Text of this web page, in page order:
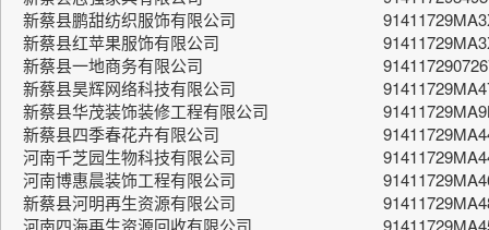
新蔡县鹏甜纺织服饰有限公司
新蔡县红苹果服饰有限公司
新蔡县一地商务有限公司
新蔡县昊辉网络科技有限公司
新蔡县华茂装饰装修工程有限公司
新蔡县四季春花卉有限公司
河南千芝园生物科技有限公司
河南博惠晨装饰工程有限公司
新蔡县河明再生资源有限公司
河南四海再生资源回收有限公司